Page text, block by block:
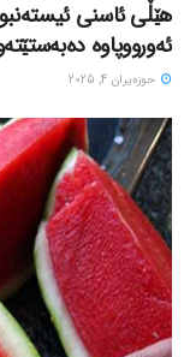
هێڵی ئاسنی
ئەورووپاوە
حوزه‌یران 4, 2025